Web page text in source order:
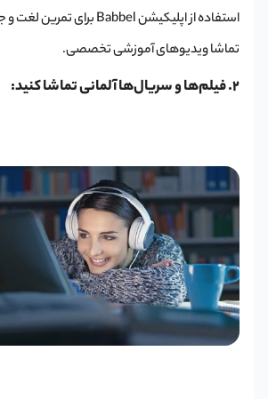
استفاده از اپلیکیشن Babbel برای تمرین لغت و جملات کاربردی.
تماشا ویدیوهای آموزشی تخصصی.
2. فیلم‌ها و سریال‌ها آلمانی تماشا کنید: